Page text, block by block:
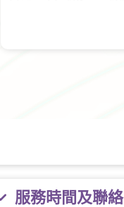
服務時間及聯絡